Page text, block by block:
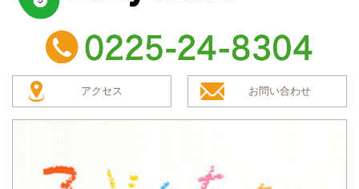
baby smile
TEL：0225-24-8304
アクセス お問い合わせ